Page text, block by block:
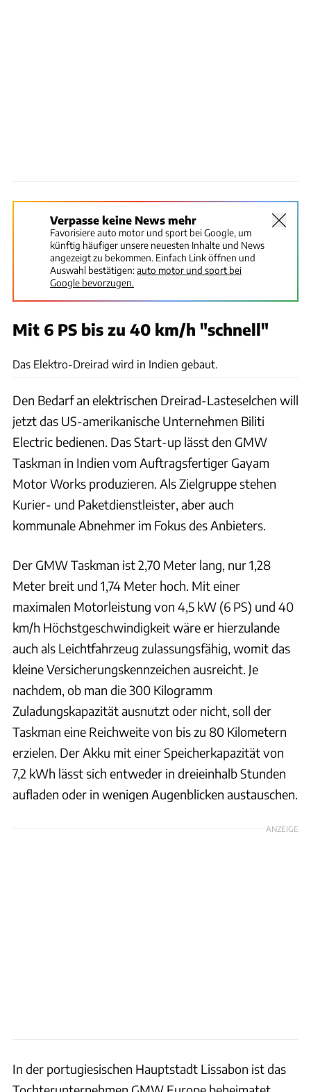
Verpasse keine News mehr
Favorisiere auto motor und sport bei Google, um
künftig häufiger unsere neuesten Inhalte und News
angezeigt zu bekommen. Einfach Link öffnen und
Auswahl bestätigen:auto motor und sport bei
Google bevorzugen.
Mit 6 PS bis zu 40 km/h "schnell"
Das Elektro-Dreirad wird in Indien gebaut.
Den Bedarf an elektrischen Dreirad-Lasteselchen will
jetzt das US-amerikanische Unternehmen Biliti
Electric bedienen. Das Start-up lässt den GMW
Taskman in Indien vom Auftragsfertiger Gayam
Motor Works produzieren. Als Zielgruppe stehen
Kurier- und Paketdienstleister, aber auch
kommunale Abnehmer im Fokus des Anbieters.
Der GMW Taskman ist 2,70 Meter lang, nur 1,28
Meter breit und 1,74 Meter hoch. Mit einer
maximalen Motorleistung von 4,5 kW (6 PS) und 40
km/h Höchstgeschwindigkeit wäre er hierzulande
auch als Leichtfahrzeug zulassungsfähig, womit das
kleine Versicherungskennzeichen ausreicht. Je
nachdem, ob man die 300 Kilogramm
Zuladungskapazität ausnutzt oder nicht, soll der
Taskman eine Reichweite von bis zu 80 Kilometern
erzielen. Der Akku mit einer Speicherkapazität von
7,2 kWh lässt sich entweder in dreieinhalb Stunden
aufladen oder in wenigen Augenblicken austauschen.
ANZEIGE
In der portugiesischen Hauptstadt Lissabon ist das